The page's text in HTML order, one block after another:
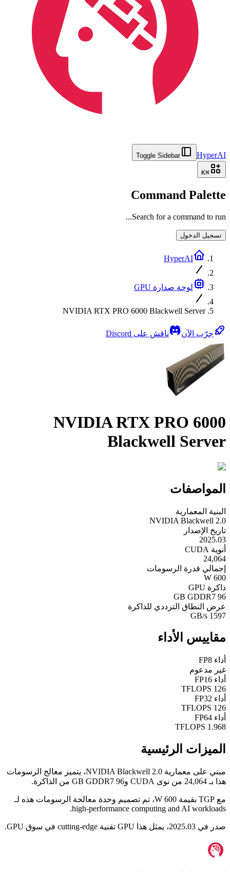
HyperAI
Toggle Sidebar
⌘
K
Command Palette
Search for a command to run...
تسجيل الدخول
HyperAI
لوحة صدارة GPU
NVIDIA RTX PRO 6000 Blackwell Server
جرّب الآن ناقش على Discord
NVIDIA RTX PRO 6000
Blackwell Server
المواصفات
البنية المعمارية
NVIDIA Blackwell 2.0
تاريخ الإصدار
2025.03
أنوية CUDA
24,064
إجمالي قدرة الرسومات
600 W
ذاكرة GPU
96 GB GDDR7
عرض النطاق الترددي للذاكرة
1597 GB/s
مقاييس الأداء
أداء FP8
غير مدعوم
أداء FP16
126 TFLOPS
أداء FP32
126 TFLOPS
أداء FP64
1.968 TFLOPS
الميزات الرئيسية
مبني على معمارية NVIDIA Blackwell 2.0، يتميز معالج الرسومات
هذا بـ 24,064 من نوى CUDA و 96 GB GDDR7 من الذاكرة.
مع TGP بقيمة 600 W
، تم تصميم وحدة معالجة الرسومات هذه لـ
high-performance computing and AI workloads
.
صدر في 2025.03، يمثل هذا GPU تقنية cutting-edge في سوق GPU.